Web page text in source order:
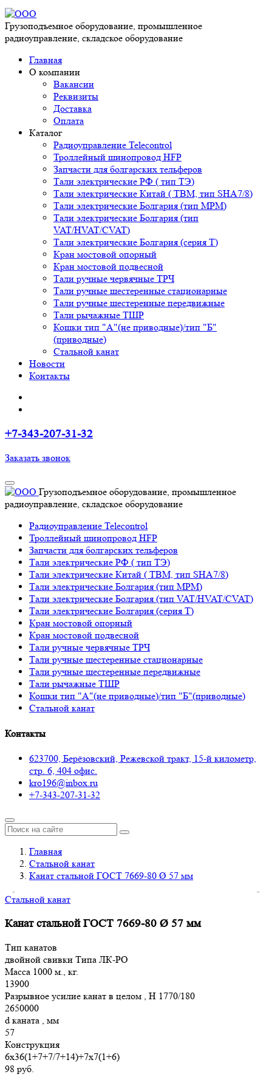
Грузоподъемное оборудование, промышленное
радиоуправление, складское оборудование
Главная
О компании
Вакансии
Реквизиты
Доставка
Оплата
Каталог
Радиоуправление Telecontrol
Троллейный шинопровод HFP
Запчасти для болгарских тельферов
Тали электрические РФ ( тип ТЭ)
Тали электрические Китай ( TBM, тип SHA7/8)
Тали электрические Болгария (тип МРМ)
Тали электрические Болгария (тип
VAT/HVAT/CVAT)
Тали электрические Болгария (серия Т)
Кран мостовой опорный
Кран мостовой подвесной
Тали ручные червячные ТРЧ
Тали ручные шестеренные стационарные
Тали ручные шестеренные передвижные
Тали рычажные ТШР
Кошки тип "А"(не приводные)/тип "Б"
(приводные)
Стальной канат
Новости
Контакты
+7-343-207-31-32
Заказать звонок
Грузоподъемное оборудование, промышленное
радиоуправление, складское оборудование
Радиоуправление Telecontrol
Троллейный шинопровод HFP
Запчасти для болгарских тельферов
Тали электрические РФ ( тип ТЭ)
Тали электрические Китай ( TBM, тип SHA7/8)
Тали электрические Болгария (тип МРМ)
Тали электрические Болгария (тип VAT/HVAT/CVAT)
Тали электрические Болгария (серия Т)
Кран мостовой опорный
Кран мостовой подвесной
Тали ручные червячные ТРЧ
Тали ручные шестеренные стационарные
Тали ручные шестеренные передвижные
Тали рычажные ТШР
Кошки тип "А"(не приводные)/тип "Б"(приводные)
Стальной канат
Контакты
623700, Берёзовский, Режевской тракт, 15-й километр,
стр. 6, 404 офис.
kro196@inbox.ru
+7-343-207-31-32
Главная
Стальной канат
Канат стальной ГОСТ 7669-80 Ø 57 мм
Стальной канат
Канат стальной ГОСТ 7669-80 Ø 57 мм
Тип канатов
двойной свивки Типа ЛК-РО
Масса 1000 м., кг.
13900
Разрывное усилие канат в целом , H 1770/180
2650000
d каната , мм
57
Конструкция
6х36(1+7+7/7+14)+7х7(1+6)
98 руб.